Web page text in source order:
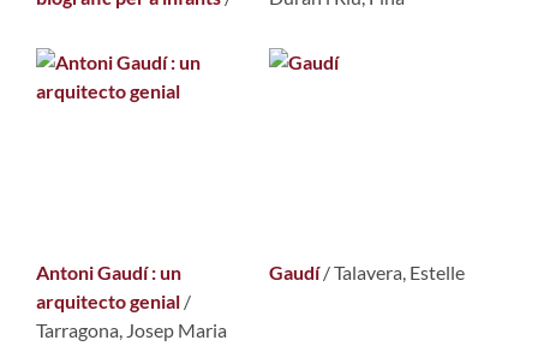
Antoni Gaudí : un
arquitecto genial /
Tarragona, Josep Maria
Gaudí/Talavera, Estelle